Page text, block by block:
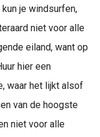
je windsurfen,
niet voor alle
eiland, want op
hier een
waar het lijkt alsof
van de hoogste
niet voor alle